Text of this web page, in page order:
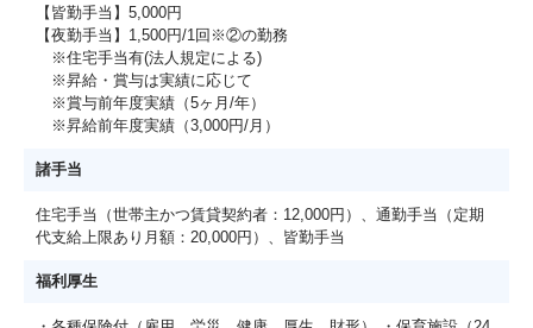
【皆勤手当】5,000円
【夜勤手当】1,500円/1回※②の勤務
※住宅手当有(法人規定による)
※昇給・賞与は実績に応じて
※賞与前年度実績（5ヶ月/年）
※昇給前年度実績（3,000円/月）
諸手当
住宅手当（世帯主かつ賃貸契約者：12,000円）、通勤手当（定期
代支給上限あり月額：20,000円）、皆勤手当
福利厚生